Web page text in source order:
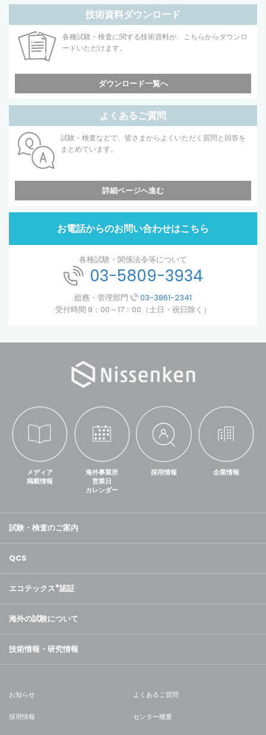
技術資料ダウンロード
各種試験・検査に関する技術資料が、こちらからダウンロ
ードいただけます。
ダウンロード一覧へ
よくあるご質問
試験・検査などで、皆さまからよくいただく質問と回答を
まとめています。
詳細ページへ進む
お電話からのお問い合わせはこちら
各種試験・関係法令等について
03-5809-3934
総務・管理部門
03-3861-2341
受付時間 9：00～17：00（土日・祝日除く）
メディア
掲載情報
海外事業所
営業日
カレンダー
採用情報 企業情報
試験・検査のご案内
QCS
エコテックス®認証
海外の試験について
技術情報・研究情報
お知らせ よくあるご質問
採用情報 センター概要